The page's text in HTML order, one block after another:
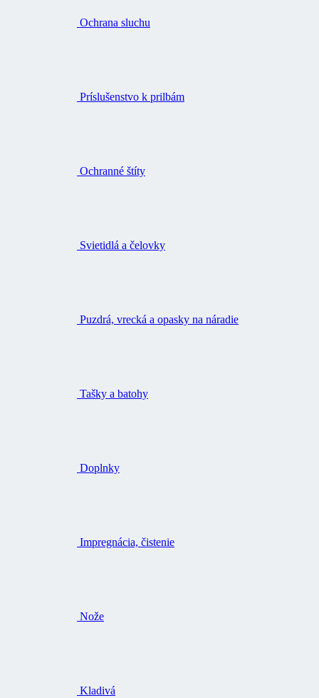
Ochrana sluchu
Príslušenstvo k prilbám
Ochranné štíty
Svietidlá a čelovky
Puzdrá, vrecká a opasky na náradie
Tašky a batohy
Doplnky
Impregnácia, čistenie
Nože
Kladivá